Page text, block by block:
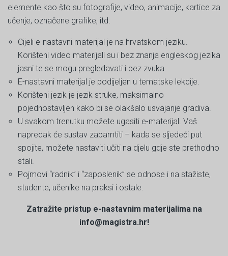
elemente kao što su fotografije, video, animacije, kartice za
učenje, označene grafike, itd.
Cijeli e-nastavni materijal je na hrvatskom jeziku.
Korišteni video materijali su i bez znanja engleskog jezika
jasni te se mogu pregledavati i bez zvuka.
E-nastavni materijal je podijeljen u tematske lekcije.
Korišteni jezik je jezik struke, maksimalno
pojednostavljen kako bi se olakšalo usvajanje gradiva.
U svakom trenutku možete ugasiti e-materijal. Vaš
napredak će sustav zapamtiti – kada se sljedeći put
spojite, možete nastaviti učiti na djelu gdje ste prethodno
stali.
Pojmovi “radnik” i “zaposlenik” se odnose i na stažiste,
studente, učenike na praksi i ostale.
Zatražite pristup e-nastavnim materijalima na
info@magistra.hr!